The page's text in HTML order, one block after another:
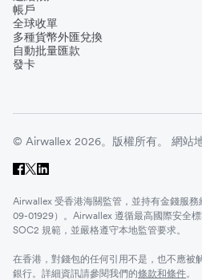
帳戶
全球收單
多種貨幣外匯兌換
自動批量匯款
發卡
© Airwallex 2026。版權所有。 網站
Airwallex 受香港海關監管，並持有金錢服
09-01929）。Airwallex 遵循最高國際安全
SOC2 規範，並嚴格遵守本地監管要求。
在香港，對錢包的任何引用不是，也不應被
銀行。詳細資訊請參閱我們的條款和條件。